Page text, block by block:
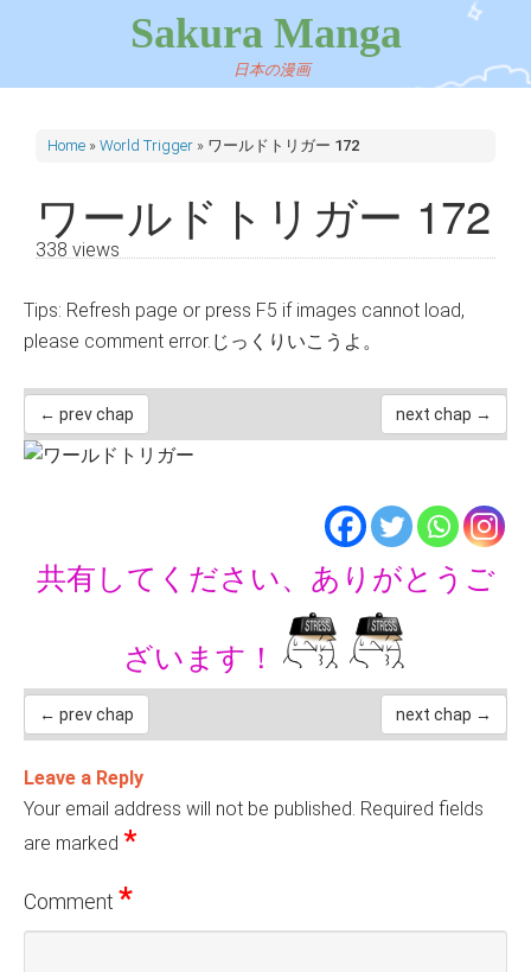
Sakura Manga
日本の漫画
Home » World Trigger » ワールドトリガー 172
ワールドトリガー 172
338 views
Tips: Refresh page or press F5 if images cannot load,
please comment error.じっくりいこうよ。
← prev chap next chap →
共有してください、ありがとうご
ざいます！
← prev chap next chap →
Leave a Reply
Your email address will not be published. Required fields
are marked *
Comment *